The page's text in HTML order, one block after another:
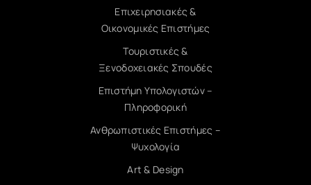
Επιχειρησιακές &
Οικονομικές Επιστήμες
Τουριστικές &
Ξενοδοχειακές Σπουδές
Επιστήμη Υπολογιστών –
Πληροφορική
Ανθρωπιστικές Επιστήμες –
Ψυχολογία
Art & Design